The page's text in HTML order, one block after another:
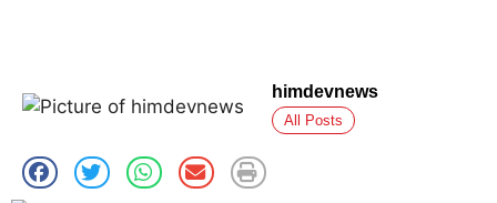
himdevnews
All Posts